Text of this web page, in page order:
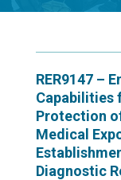
RER9147 –
Capabilities
Protection
Medical
Diagnostic